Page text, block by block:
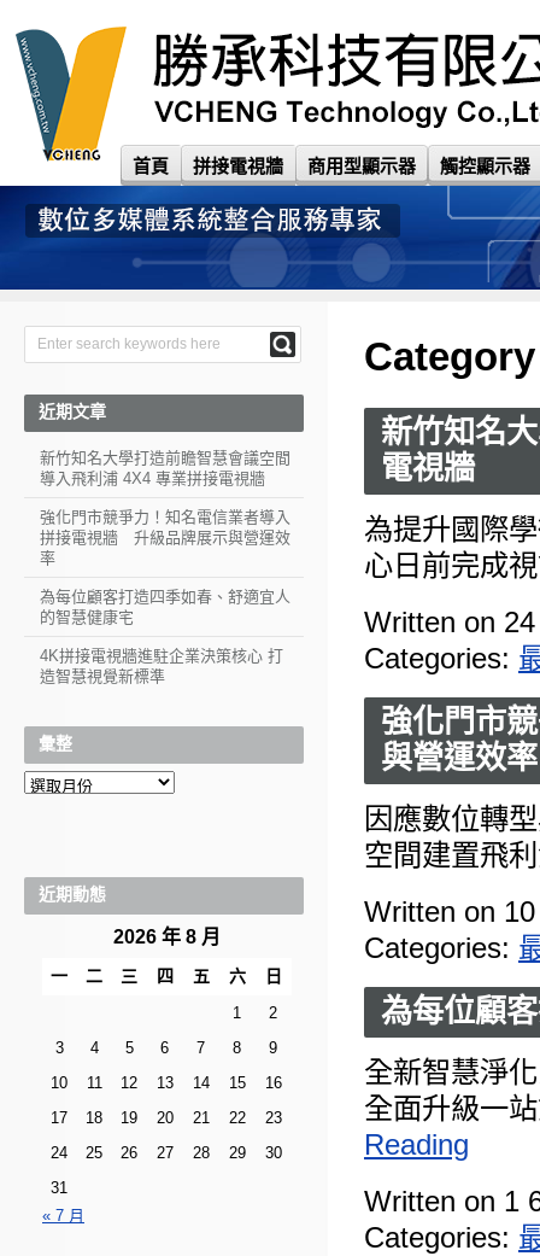
首頁 拼接電視牆 商用型顯示器 觸控顯示器
新竹知名
電視牆
為提升國際
心日前完成
Written on
Categories:
強化門市
與營運效率
因應數位轉
空間建置飛
Written on
Categories:
為每位顧
全新智慧淨
全面升級一
Reading
Written on 1
Categories:
近期文章
新竹知名大學打造前瞻智慧會議空間
導入飛利浦 4X4 專業拼接電視牆
強化門市競爭力！知名電信業者導入
拼接電視牆 升級品牌展示與營運效
率
為每位顧客打造四季如春、舒適宜人
的智慧健康宅
4K拼接電視牆進駐企業決策核心 打
造智慧視覺新標準
彙整
彙
近期動態
2026 年 8 月
一 二 三 四 五 六 日
1
2
3
4 5 6 7 8
9
10
11 12 13 14 15
16
17
18 19 20 21 22
23
24
25 26 27 28 29
30
31
« 7 月